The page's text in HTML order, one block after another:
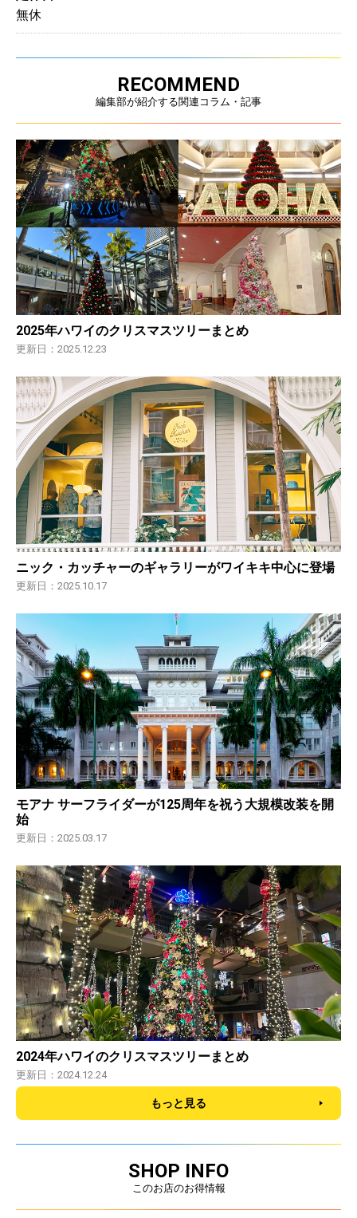
無休
RECOMMEND
編集部が紹介する関連コラム・記事
2025年ハワイのクリスマスツリーまとめ
更新日：2025.12.23
ニック・カッチャーのギャラリーがワイキキ中心に登場
更新日：2025.10.17
モアナ サーフライダーが125周年を祝う大規模改装を開
始
更新日：2025.03.17
2024年ハワイのクリスマスツリーまとめ
更新日：2024.12.24
もっと見る
SHOP INFO
このお店のお得情報